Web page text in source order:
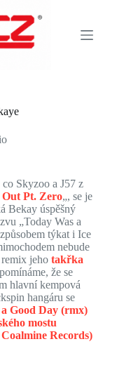
Skyzoo a J57 z
Pt. Zero„, se je
Bekay úspěšný
„Today Was a
týkat i Ice
nebude
jeho takřka
že se
hlavní kempová
hangáru se
Good Day (rmx)
mostu
Records)